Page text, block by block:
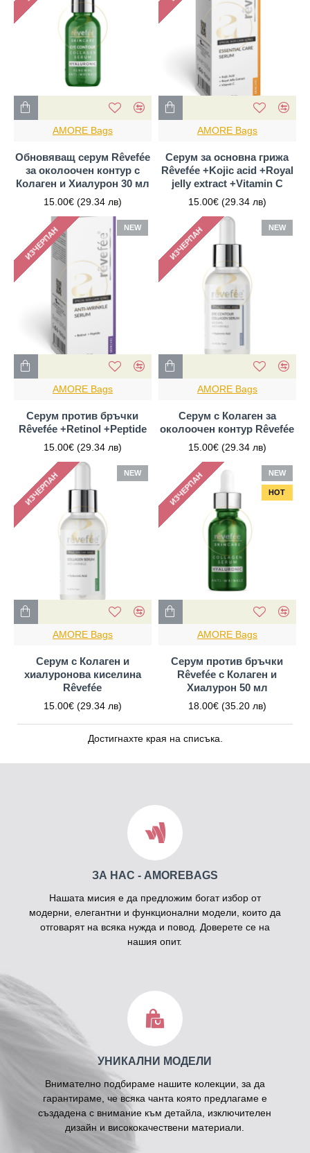
AMORE Bags
Обновяващ серум Rêvefée
за околоочен контур с
Колаген и Хиалурон 30 мл
15.00€ (29.34 лв)
AMORE Bags
Серум за основна грижа
Rêvefée +Kojic acid +Royal
jelly extract +Vitamin C
15.00€ (29.34 лв)
NEW
ИЗЧЕРПАН
AMORE Bags
Серум против бръчки
Rêvefée +Retinol +Peptide
15.00€ (29.34 лв)
NEW
ИЗЧЕРПАН
AMORE Bags
Серум с Колаген за
околоочен контур Rêvefée
15.00€ (29.34 лв)
NEW
ИЗЧЕРПАН
AMORE Bags
Серум с Колаген и
хиалуронова киселина
Rêvefée
15.00€ (29.34 лв)
NEW
HOT
ИЗЧЕРПАН
AMORE Bags
Серум против бръчки
Rêvefée с Колаген и
Хиалурон 50 мл
18.00€ (35.20 лв)
Достигнахте края на списъка.
ЗА НАС - AMOREBAGS
Нашата мисия е да предложим богат избор от
модерни, елегантни и функционални модели, които да
отговарят на всяка нужда и повод. Доверете се на
нашия опит.
УНИКАЛНИ МОДЕЛИ
Внимателно подбираме нашите колекции, за да
гарантираме, че всяка чанта която предлагаме е
създадена с внимание към детайла, изключителен
дизайн и висококачествени материали.